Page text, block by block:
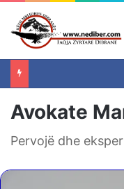
Avokate
Pervojë dhe